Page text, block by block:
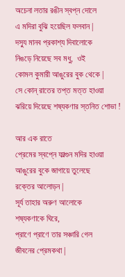
অচেনা লতার রঙীন স্বপ্ন দোলে
এ মদিরা বুঝি হয়েছিল ফলবান |
দস্যু মানব প্রকাশ্য দিবালোকে
নিঙড়ে নিয়েছে সব মধু, ওই
কোমল কুমারী আঙুরের বুক থেকে |
সে কোন্ রাতের তপ্ত মত্ত হাওয়া
ঝরিয়ে দিয়েছে শষ্যকণার স্তনিত শোভা !
আর এক রাতে
প্রেমের স্বপ্নে ফাল্গুন মদির হাওয়া
আঙুরের বুকে জাগায়ে তুলেছে
রক্তের আলোড়ন |
সূর্য তাহার অরুণ আলোকে
শষ্যকণাকে ঘিরে,
প্রাণে প্রাণে তার সঞ্চারি গেল
জীবনের প্রেমকথা |